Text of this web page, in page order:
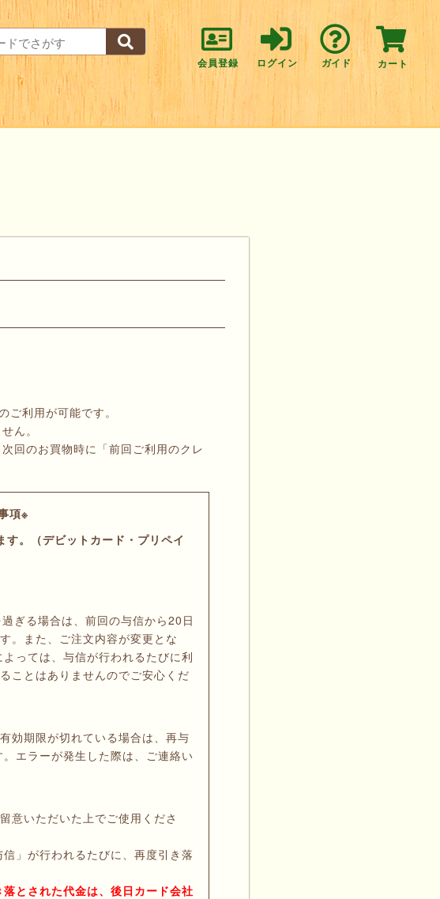
会員登録 ログイン ガイド カート
利用が可能です。
ん。
回のお買物時に「前回ご利用のクレ
項※
。（デビットカード・プリペイ
ぎる場合は、前回の与信から20日
。また、ご注文内容が変更とな
っては、与信が行われるたびに利
ことはありませんのでご安心くだ
効期限が切れている場合は、再与
エラーが発生した際は、ご連絡い
意いただいた上でご使用くださ
」が行われるたびに、再度引き落
とされた代金は、後日カード会社